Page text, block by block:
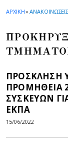
ΑΡΧΙΚΗ»
ΠΡΟΣΚΛΗΣΗ
ΠΡΟΜΗΘΕΙΑ
ΣΥΣΚΕΥΩΝ
ΕΚΠΑ
15/06/2022